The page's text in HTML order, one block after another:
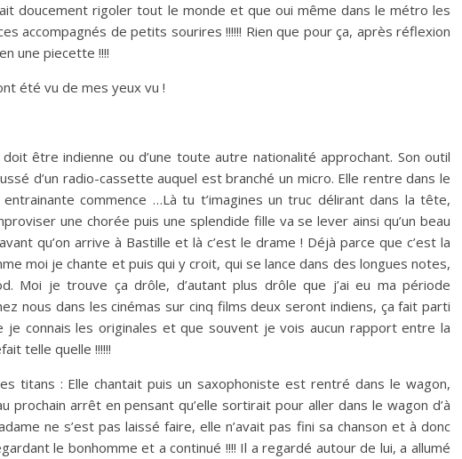
doucement rigoler tout le monde et que oui même dans le métro les
accompagnés de petits sourires !!!!!! Rien que pour ça, après réflexion
une piecette !!!!
été vu de mes yeux vu !
être indienne ou d’une toute autre nationalité approchant. Son outil
d’un radio-cassette auquel est branché un micro. Elle rentre dans le
commence …Là tu t’imagines un truc délirant dans la tête,
une chorée puis une splendide fille va se lever ainsi qu’un beau
qu’on arrive à Bastille et là c’est le drame ! Déjà parce que c’est la
moi je chante et puis qui y croit, qui se lance dans des longues notes,
Moi je trouve ça drôle, d’autant plus drôle que j’ai eu ma période
nous dans les cinémas sur cinq films deux seront indiens, ça fait parti
je connais les originales et que souvent je vois aucun rapport entre la
telle quelle !!!!!!
titans : Elle chantait puis un saxophoniste est rentré dans le wagon,
prochain arrêt en pensant qu’elle sortirait pour aller dans le wagon d’à
ne s’est pas laissé faire, elle n’avait pas fini sa chanson et à donc
le bonhomme et a continué !!!! Il a regardé autour de lui, a allumé